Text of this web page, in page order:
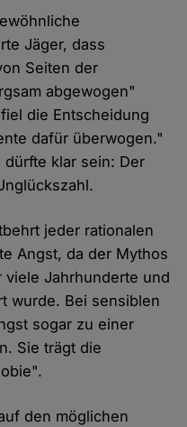
Jäger, dass
Seiten der
abgewogen"
die Entscheidung
dafür überwogen."
klar sein: Der
jeder rationalen
Angst, da der Mythos
viele Jahrhunderte und
wurde. Bei sensiblen
sogar zu einer
Sie trägt die
den möglichen